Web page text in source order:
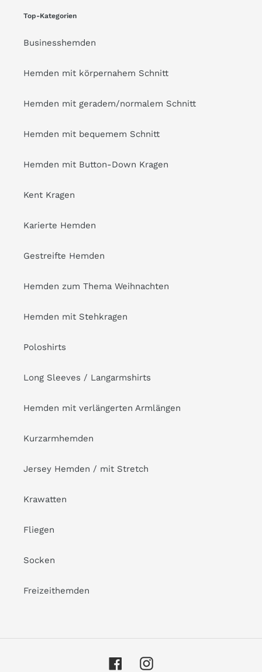
Top-Kategorien
Businesshemden
Hemden mit körpernahem Schnitt
Hemden mit geradem/normalem Schnitt
Hemden mit bequemem Schnitt
Hemden mit Button-Down Kragen
Kent Kragen
Karierte Hemden
Gestreifte Hemden
Hemden zum Thema Weihnachten
Hemden mit Stehkragen
Poloshirts
Long Sleeves / Langarmshirts
Hemden mit verlängerten Armlängen
Kurzarmhemden
Jersey Hemden / mit Stretch
Krawatten
Fliegen
Socken
Freizeithemden
FacebookInstagram